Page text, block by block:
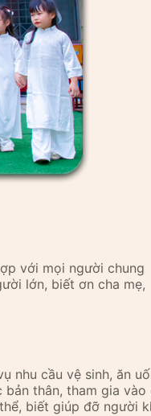
với mọi người chung
lớn, biết ơn cha mẹ,
nhu cầu vệ sinh, ăn
bản thân, tham gia vào
biết giúp đỡ người